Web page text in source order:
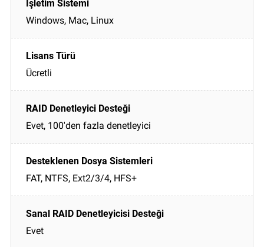
Windows, Mac, Linux
Ücretli
Evet, 100'den fazla denetleyici
FAT, NTFS, Ext2/3/4, HFS+
Evet